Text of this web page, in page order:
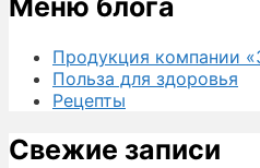
Продукция компании
Польза для здоровья
Рецепты
Свежие записи